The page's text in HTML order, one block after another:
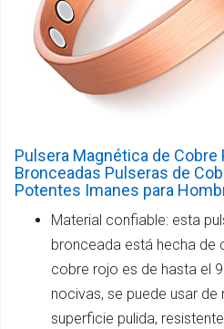
Pulsera Magnética de
Bronceadas Pulseras de
Potentes Imanes para
Material confiable: esta
bronceada está hecha de
cobre rojo es de hasta el
nocivas, se puede usar de
superficie pulida,